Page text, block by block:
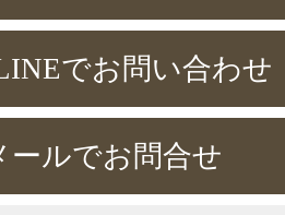
でお問い合わせ
ールでお問合せ